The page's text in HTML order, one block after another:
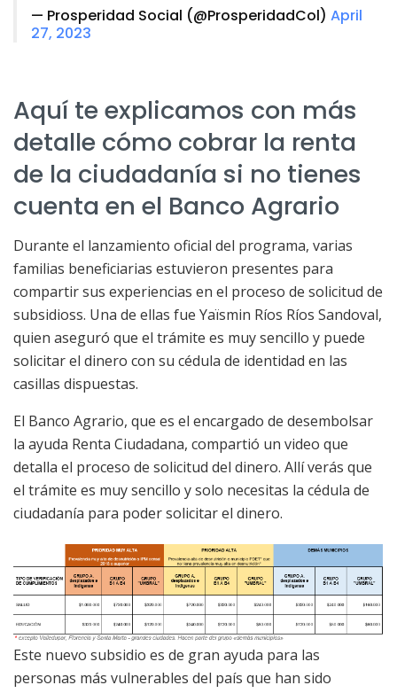
— Prosperidad Social (@ProsperidadCol) April
27, 2023
Aquí te explicamos con más
detalle cómo cobrar la renta
de la ciudadanía si no tienes
cuenta en el Banco Agrario
Durante el lanzamiento oficial del programa, varias
familias beneficiarias estuvieron presentes para
compartir sus experiencias en el proceso de solicitud de
subsidioss. Una de ellas fue Yaïsmin Ríos Ríos Sandoval,
quien aseguró que el trámite es muy sencillo y puede
solicitar el dinero con su cédula de identidad en las
casillas dispuestas.
El Banco Agrario, que es el encargado de desembolsar
la ayuda Renta Ciudadana, compartió un video que
detalla el proceso de solicitud del dinero. Allí verás que
el trámite es muy sencillo y solo necesitas la cédula de
ciudadanía para poder solicitar el dinero.
Este nuevo subsidio es de gran ayuda para las
personas más vulnerables del país que han sido